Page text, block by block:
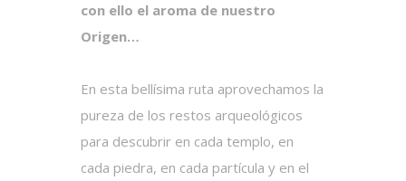
con ello el aroma de nuestro
Origen…
En esta bellísima ruta aprovechamos la
pureza de los restos arqueológicos
para descubrir en cada templo, en
cada piedra, en cada partícula y en el